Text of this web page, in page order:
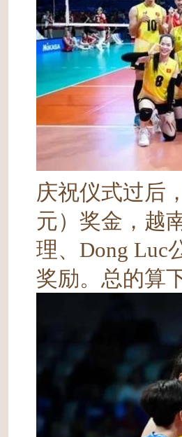
庆祝仪式过后
元）奖金，越
理、Dong Luc
奖励。总的算